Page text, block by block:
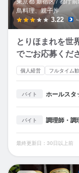
鳥料理、親子丼
3.22
とりほまれを世
でごお応募くだ
個人経営 フルタイム
バイト ホールスタ
バイト 調理師・調
最終更新日：30日以上前